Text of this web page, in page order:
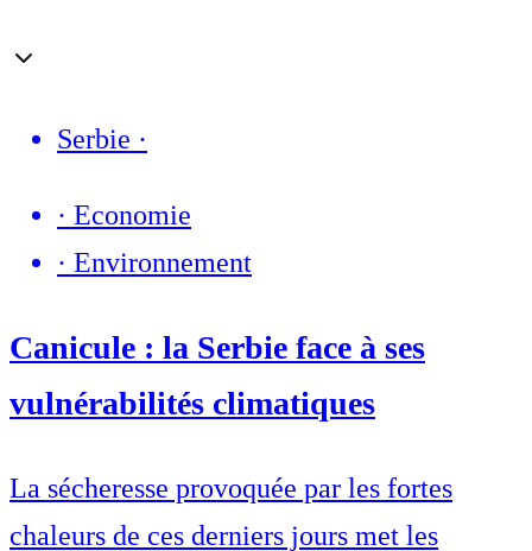
Serbie ·
· Economie
· Environnement
Canicule : la Serbie face à ses
vulnérabilités climatiques
La sécheresse provoquée par les fortes
chaleurs de ces derniers jours met les